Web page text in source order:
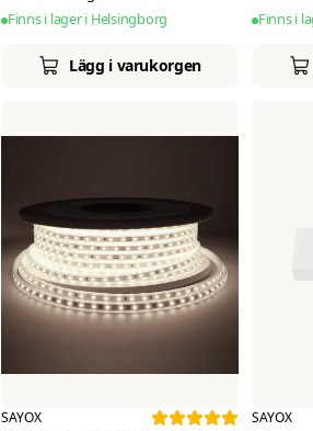
Finns i lager i Helsingborg
Lägg i varukorgen
Finns i
SAYOX SAYOX